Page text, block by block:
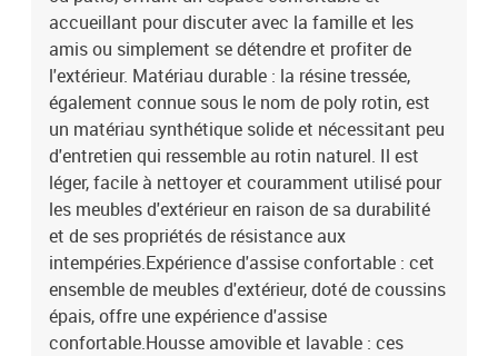
dossier4 x coussin de siège avec housse amovible et lavable
accueillant pour discuter avec la famille et les
amis ou simplement se détendre et profiter de
l'extérieur. Matériau durable : la résine tressée,
également connue sous le nom de poly rotin, est
un matériau synthétique solide et nécessitant peu
d'entretien qui ressemble au rotin naturel. Il est
léger, facile à nettoyer et couramment utilisé pour
les meubles d'extérieur en raison de sa durabilité
et de ses propriétés de résistance aux
intempéries.Expérience d'assise confortable : cet
ensemble de meubles d'extérieur, doté de coussins
épais, offre une expérience d'assise
confortable.Housse amovible et lavable : ces